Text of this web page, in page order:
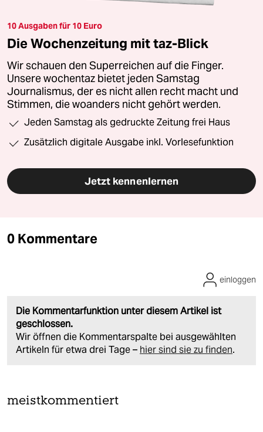
10 Ausgaben für 10 Euro
Die Wochenzeitung mit taz-Blick
Wir schauen den Superreichen auf die Finger.
Unsere wochentaz bietet jeden Samstag
Journalismus, der es nicht allen recht macht und
Stimmen, die woanders nicht gehört werden.
Jeden Samstag als gedruckte Zeitung frei Haus
Zusätzlich digitale Ausgabe inkl. Vorlesefunktion
Jetzt kennenlernen
0 Kommentare
Die Kommentarfunktion unter diesem Artikel ist
geschlossen.
Wir öffnen die Kommentarspalte bei ausgewählten
Artikeln für etwa drei Tage – hier sind sie zu finden.
einloggen
meistkommentiert